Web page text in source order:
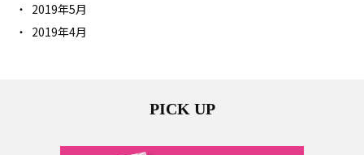
2019年5月
2019年4月
PICK UP